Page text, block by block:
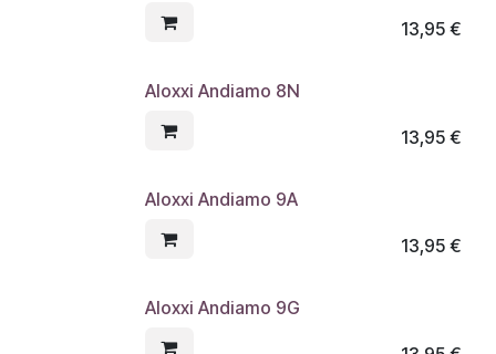
13,95€
Aloxxi Andiamo 8N
13,95€
Aloxxi Andiamo 9A
13,95€
Aloxxi Andiamo 9G